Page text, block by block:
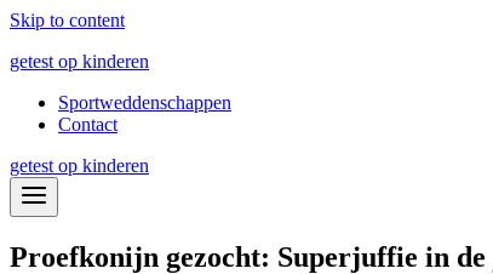
Skip to content
getest op kinderen
Sportweddenschappen
Contact
getest op kinderen
Proefkonijn gezocht: Superjuffie in